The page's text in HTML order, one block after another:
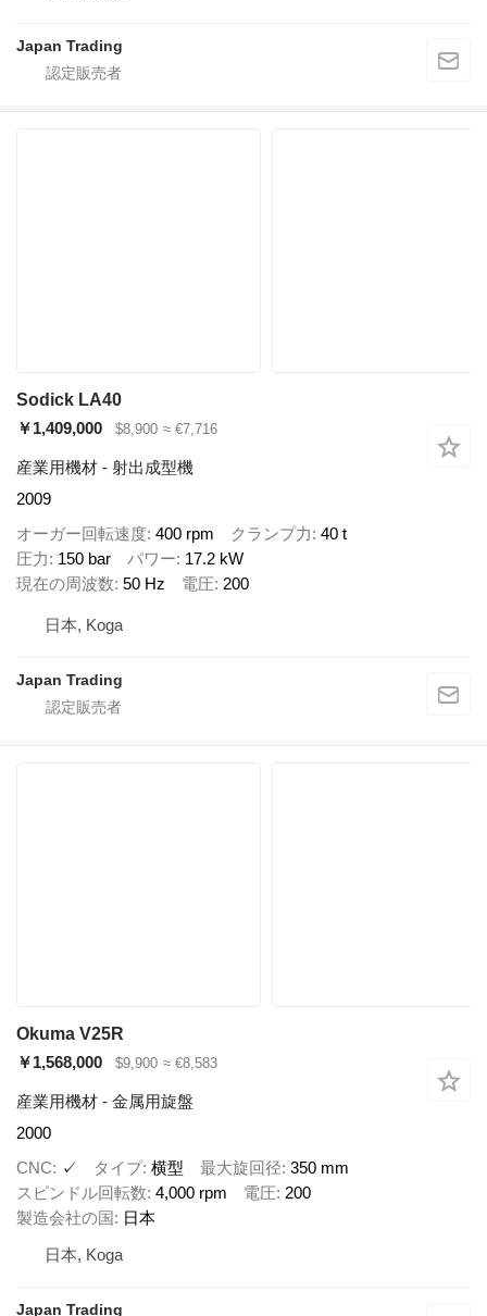
Japan Trading
Sodick LA40
￥1,409,000
$8,900 ≈ €7,716
産業用機材 - 射出成型機
2009
オーガー回転速度 400 rpm クランプ力 40 t
圧力
150 bar パワー 17.2 kW
現在の周波数 50 Hz 電圧 200
日本, Koga
Japan Trading
Okuma V25R
￥1,568,000
$9,900 ≈ €8,583
産業用機材 - 金属用旋盤
2000
CNC
✓ タイプ 横型 最大旋回径 350 mm
スピンドル回転数 4,000 rpm 電圧 200
製造会社の国
日本
日本, Koga
Japan Trading